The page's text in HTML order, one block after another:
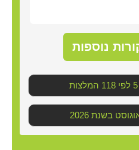
נוספות
אוגוסט בשנת